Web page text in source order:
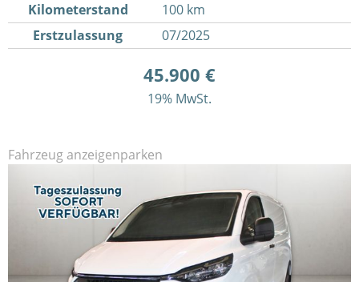
Kilometerstand
100 km
Erstzulassung
07/2025
45.900 €
19% MwSt.
Fahrzeug anzeigenparken